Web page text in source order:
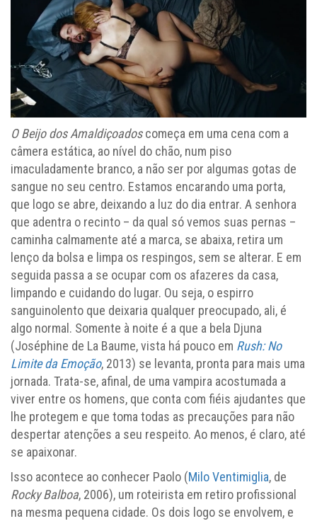
O Beijo dos Amaldiçoadoscomeça em uma cena com a
câmera estática, ao nível do chão, num piso
imaculadamente branco, a não ser por algumas gotas de
sangue no seu centro. Estamos encarando uma porta,
que logo se abre, deixando a luz do dia entrar. A senhora
que adentra o recinto – da qual só vemos suas pernas –
caminha calmamente até a marca, se abaixa, retira um
lenço da bolsa e limpa os respingos, sem se alterar. E em
seguida passa a se ocupar com os afazeres da casa,
limpando e cuidando do lugar. Ou seja, o espirro
sanguinolento que deixaria qualquer preocupado, ali, é
algo normal. Somente à noite é a que a bela Djuna
(Joséphine de La Baume, vista há pouco em Rush: No
Limite da Emoção, 2013) se levanta, pronta para mais uma
jornada. Trata-se, afinal, de uma vampira acostumada a
viver entre os homens, que conta com fiéis ajudantes que
lhe protegem e que toma todas as precauções para não
despertar atenções a seu respeito. Ao menos, é claro, até
se apaixonar.
Isso acontece ao conhecer Paolo (Milo Ventimiglia, de
Rocky Balboa, 2006), um roteirista em retiro profissional
na mesma pequena cidade. Os dois logo se envolvem, e